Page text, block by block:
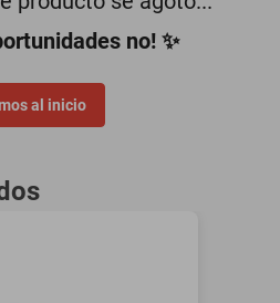
no! ✨
al inicio